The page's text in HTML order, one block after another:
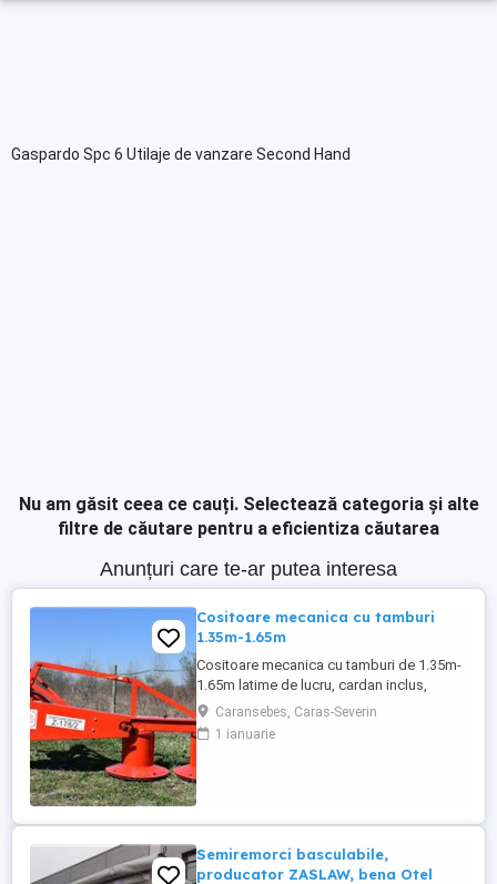
Gaspardo Spc 6 Utilaje de vanzare Second Hand
Nu am găsit ceea ce cauți. Selectează categoria și alte
filtre de căutare pentru a eficientiza căutarea
Anunțuri care te-ar putea interesa
Cositoare mecanica cu tamburi
1.35m-1.65m
Cositoare mecanica cu tamburi de 1.35m-
1.65m latime de lucru, cardan inclus,
prelata, cheie de cutite Transport in toate
judetele
Caransebes, Caras-Severin
1 ianuarie
Semiremorci basculabile,
producator ZASLAW, bena Otel